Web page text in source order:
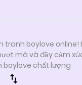
boylove
mà và đầy cảm
boylove chất lượng